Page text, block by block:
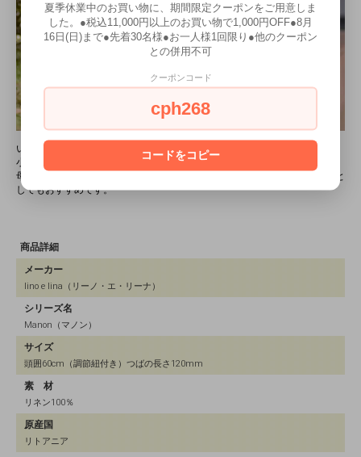
いつものお出かけやスポーツ観戦、アウトドアや運動会、ピクニックなど、
小さく折りたたんでお出かけに連れて行ってください。
母の日や敬老の日、結婚祝いや誕生日プレゼントなど、いろいろなギフトと
してもおすすめです。
商品詳細
メーカー
lino e lina（リーノ・エ・リーナ）
シリーズ名
Manon（マノン）
サイズ
頭囲60cm（調節紐付き）つばの長さ120mm
素 材
リネン100％
原産国
リトアニア
夏季休業中のお買い物に、期間限定クーポンをご用意しま
した。●税込11,000円以上のお買い物で1,000円OFF●8月
16日(日)まで●先着30名様●お一人様1回限り●他のクーポン
との併用不可
クーポンコード
cph268
コードをコピー